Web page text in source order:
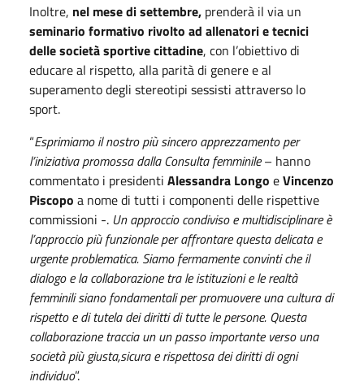
Inoltre, nel mese di settembre, prenderà il via un
seminario formativo rivolto ad allenatori e tecnici
delle società sportive cittadine, con l’obiettivo di
educare al rispetto, alla parità di genere e al
superamento degli stereotipi sessisti attraverso lo
sport.
“Esprimiamo il nostro più sincero apprezzamento per
l’iniziativa promossa dalla Consulta femminile– hanno
commentato i presidenti Alessandra Longo eVincenzo
Piscopo a nome di tutti i componenti delle rispettive
commissioni -. Un approccio condiviso e multidisciplinare è
l’approccio più funzionale per affrontare questa delicata e
urgente problematica. Siamo fermamente convinti che il
dialogo e la collaborazione tra le istituzioni e le realtà
femminili siano fondamentali per promuovere una cultura di
rispetto e di tutela dei diritti di tutte le persone. Questa
collaborazione traccia un un passo importante verso una
società più giusta,sicura e rispettosa dei diritti di ogni
individuo”.